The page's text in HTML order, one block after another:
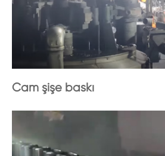
Cam şişe baskı